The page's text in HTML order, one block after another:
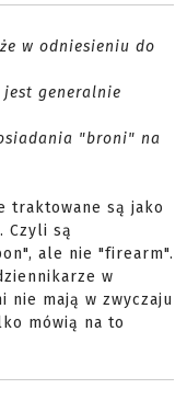
w odniesieniu do
generalnie
"broni" na
traktowane są jako
Czyli są
ale nie "firearm".
w
nie mają w zwyczaju
mówią na to